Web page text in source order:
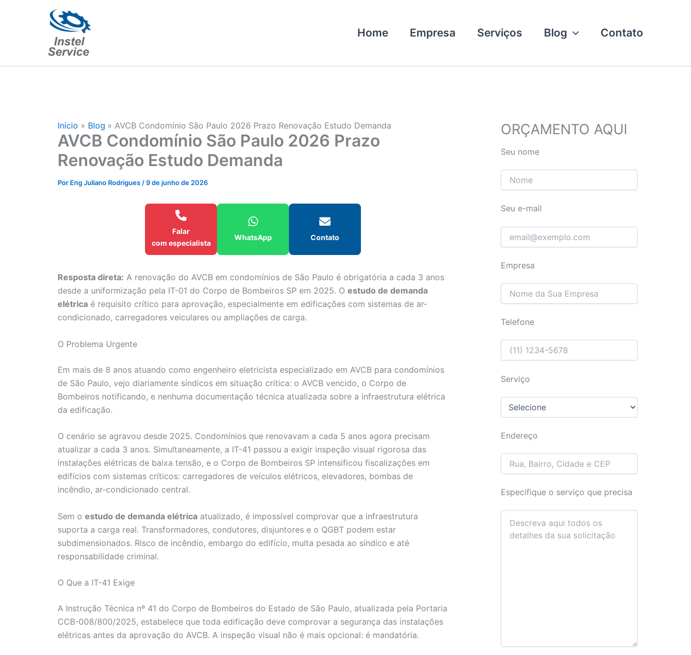
Home Empresa Serviços Blog Contato
Início Blog AVCB Condomínio São Paulo 2026 Prazo Renovação Estudo Demanda
AVCB Condomínio São Paulo 2026 Prazo
Renovação Estudo Demanda
Por Eng Juliano Rodrigues /9 de junho de 2026
Falar
com especialista
WhatsApp Contato
Resposta direta: A renovação do AVCB em condomínios de São Paulo é obrigatória a cada 3 anos
desde a uniformização pela IT-01 do Corpo de Bombeiros SP em 2025. O estudo de demanda
elétrica é requisito crítico para aprovação, especialmente em edificações com sistemas de ar-
condicionado, carregadores veiculares ou ampliações de carga.
O Problema Urgente
Em mais de 8 anos atuando como engenheiro eletricista especializado em AVCB para condomínios
de São Paulo, vejo diariamente síndicos em situação crítica: o AVCB vencido, o Corpo de
Bombeiros notificando, e nenhuma documentação técnica atualizada sobre a infraestrutura elétrica
da edificação.
O cenário se agravou desde 2025. Condomínios que renovavam a cada 5 anos agora precisam
atualizar a cada 3 anos. Simultaneamente, a IT-41 passou a exigir inspeção visual rigorosa das
instalações elétricas de baixa tensão, e o Corpo de Bombeiros SP intensificou fiscalizações em
edifícios com sistemas críticos: carregadores de veículos elétricos, elevadores, bombas de
incêndio, ar-condicionado central.
Sem o estudo de demanda elétrica atualizado, é impossível comprovar que a infraestrutura
suporta a carga real. Transformadores, condutores, disjuntores e o QGBT podem estar
subdimensionados. Risco de incêndio, embargo do edifício, multa pesada ao síndico e até
responsabilidade criminal.
O Que a IT-41 Exige
A Instrução Técnica nº 41 do Corpo de Bombeiros do Estado de São Paulo, atualizada pela Portaria
CCB-008/800/2025, estabelece que toda edificação deve comprovar a segurança das instalações
elétricas antes da aprovação do AVCB. A inspeção visual não é mais opcional: é mandatória.
ORÇAMENTO AQUI
Seu nome
Seu e-mail
Empresa
Telefone
Serviço
Endereço
Especifique o serviço que precisa